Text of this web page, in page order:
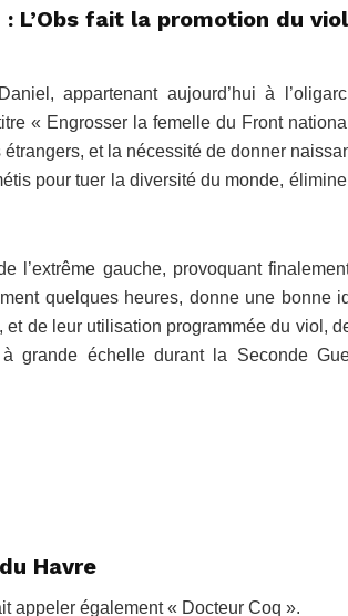
L’Obs fait la promotion du viol
appartenant aujourd’hui à
« Engrosser la femelle du Front
et la nécessité de donner
pour tuer la diversité du monde,
l’extrême gauche, provoquant
quelques heures, donne une bonne
de leur utilisation programmée du viol,
grande échelle durant la Seconde
Havre
appeler également « Docteur Coq ».